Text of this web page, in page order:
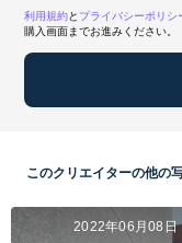
利用規約と プライバシーポリシ
購入画面までお進みください。
このクリエイターの他の
2022年06月08日